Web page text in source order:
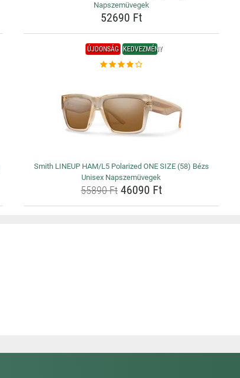
Napszemüvegek
52690 Ft
ÚJDONSÁG KEDVEZMÉNY
Smith LINEUP HAM/L5 Polarized ONE SIZE (58) Bézs
Unisex Napszemüvegek
55890 Ft46090 Ft